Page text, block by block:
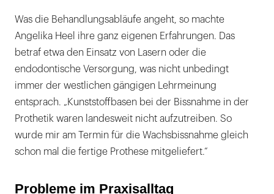
Was die Behandlungsabläufe angeht, so machte
Angelika Heel ihre ganz eigenen Erfahrungen. Das
betraf etwa den Einsatz von Lasern oder die
endodontische Versorgung, was nicht unbedingt
immer der westlichen gängigen Lehrmeinung
entsprach. „Kunststoffbasen bei der Bissnahme in der
Prothetik waren landesweit nicht aufzutreiben. So
wurde mir am Termin für die Wachsbissnahme gleich
schon mal die fertige Prothese mitgeliefert.“
Probleme im Praxisalltag